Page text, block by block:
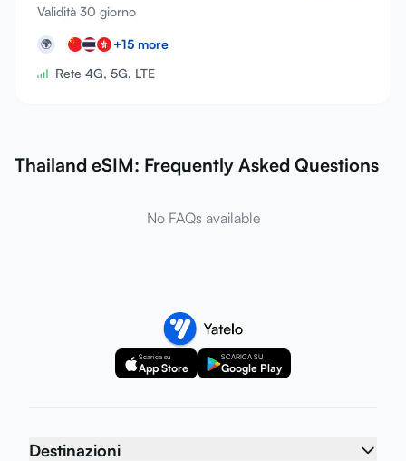
Validità 30 giorno
🌍 +15 more
Rete 4G, 5G, LTE
Thailand eSIM: Frequently Asked Questions
No FAQs available
Scarica su
App Store
SCARICA SU
Google Play
Destinazioni